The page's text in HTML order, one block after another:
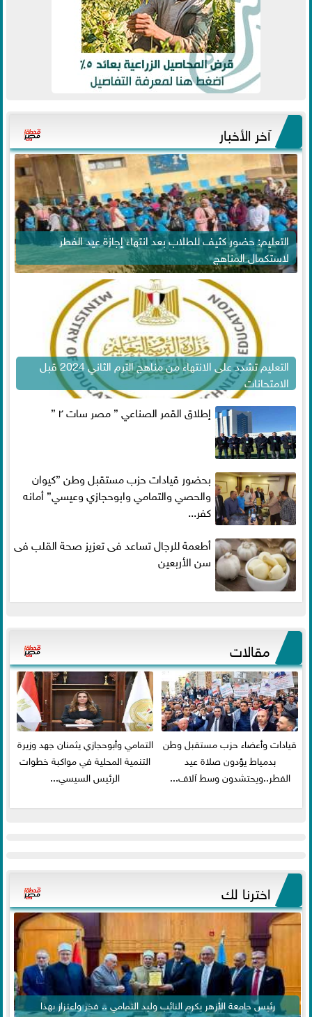
آخر الأخبار
التعليم: حضور كثيف للطلاب بعد انتهاء إجازة عيد الفطر
لاستكمال المناهج
التعليم تشدد على الانتهاء من مناهج الترم الثاني 2024 قبل
الامتحانات
إطلاق القمر الصناعي ” مصر سات ٢ ”
بحضور قيادات حزب مستقبل وطن ”كيوان
والحصي والتمامي وابوحجازي وعيسي” أمانه
كفر...
أطعمة للرجال تساعد فى تعزيز صحة القلب فى
سن الأربعين
مقالات
قيادات وأعضاء حزب مستقبل وطن
بدمياط يؤدون صلاة عيد
الفطر..ويحتشدون وسط آلاف...
التمامي وأبوحجازي يثمنان جهد وزيرة
التنمية المحلية في مواكبة خطوات
الرئيس السيسي...
اخترنا لك
رئيس جامعة الأزهر يكرم النائب وليد التمامي .. فخر واعتزاز بهذا